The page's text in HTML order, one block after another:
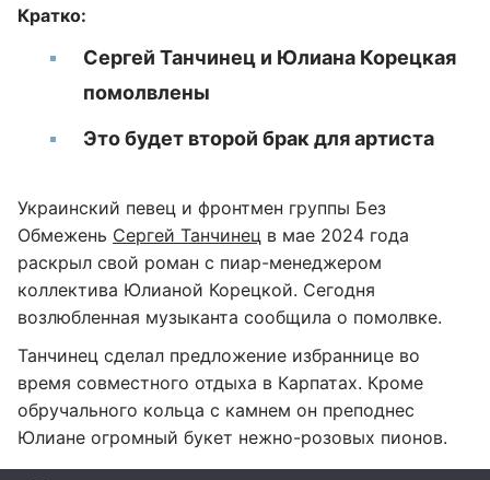
Кратко:
Сергей Танчинец и Юлиана Корецкая
помолвлены
Это будет второй брак для артиста
Украинский певец и фронтмен группы Без
Обмежень Сергей Танчинец в мае 2024 года
раскрыл свой роман с пиар-менеджером
коллектива Юлианой Корецкой. Сегодня
возлюбленная музыканта сообщила о помолвке.
Танчинец сделал предложение избраннице во
время совместного отдыха в Карпатах. Кроме
обручального кольца с камнем он преподнес
Юлиане огромный букет нежно-розовых пионов.